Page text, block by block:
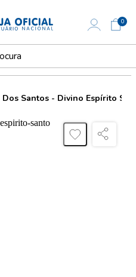
0
Dos Santos - Divino Espírito